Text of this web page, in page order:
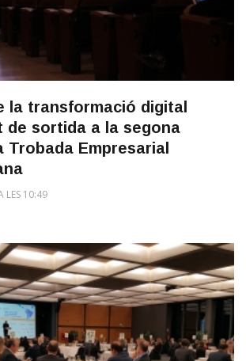
la transformació digital
de sortida a la segona
Trobada Empresarial
LES 10:49